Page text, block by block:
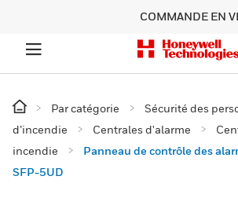
COMMANDE EN
Par catégorie
Sécurité des
d’incendie
Centrales d'alarme
incendie
Panneau de contrôle des
SFP-5UD